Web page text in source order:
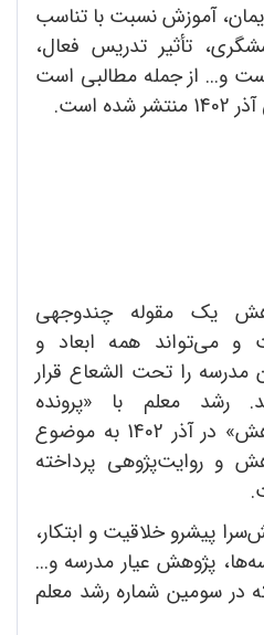
آموزش نسبت با تناسب
تأثیر تدریس فعال،
و... از جمله مطالبی است
است.
یک مقوله چندوجهی
و می‌تواند همه ابعاد و
مدرسه را تحت الشعاع قرار
رشد معلم با «پرونده
پژوهش» در آذر 1402 به موضوع
و روایت‌پژوهی پرداخته
پیشرو خلاقیت و ابتکار،
پژوهش عیار مدرسه و...
در سومین شماره رشد معلم